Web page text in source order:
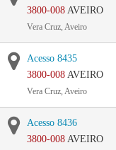
3800-008 AVEIRO
Vera Cruz, Aveiro
Acesso 8435
3800-008 AVEIRO
Vera Cruz, Aveiro
Acesso 8436
3800-008 AVEIRO